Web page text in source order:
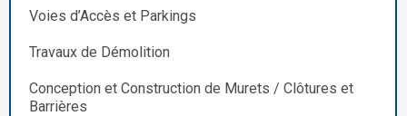
Voies d’Accès et Parkings
Travaux de Démolition
Conception et Construction de Murets / Clôtures et
Barrières